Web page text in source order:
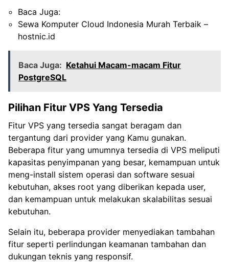
Baca Juga:
Sewa Komputer Cloud Indonesia Murah Terbaik –
hostnic.id
Baca Juga: Ketahui Macam-macam Fitur
PostgreSQL
Pilihan Fitur VPS Yang Tersedia
Fitur VPS yang tersedia sangat beragam dan
tergantung dari provider yang Kamu gunakan.
Beberapa fitur yang umumnya tersedia di VPS meliputi
kapasitas penyimpanan yang besar, kemampuan untuk
meng-install sistem operasi dan software sesuai
kebutuhan, akses root yang diberikan kepada user,
dan kemampuan untuk melakukan skalabilitas sesuai
kebutuhan.
Selain itu, beberapa provider menyediakan tambahan
fitur seperti perlindungan keamanan tambahan dan
dukungan teknis yang responsif.